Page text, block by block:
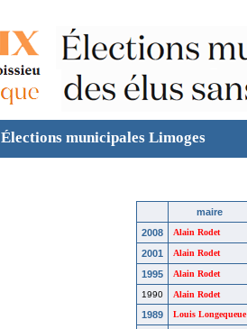
Élections municipales Limoges
maire
2008
Alain Rodet
2001 Alain Rodet
1995 Alain Rodet
1990 Alain Rodet
1989 Louis Longequeue